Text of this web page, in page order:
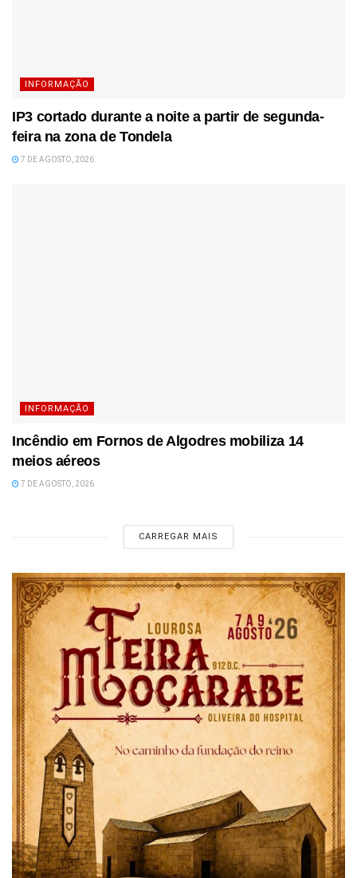
INFORMAÇÃO
IP3 cortado durante a noite a partir de segunda-
feira na zona de Tondela
7 DE AGOSTO, 2026
INFORMAÇÃO
Incêndio em Fornos de Algodres mobiliza 14
meios aéreos
7 DE AGOSTO, 2026
CARREGAR MAIS